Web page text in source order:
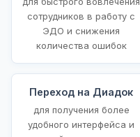
сотрудников в работу с
ЭДО и снижения
количества ошибок
Переход на Диадок
для получения более
удобного интерфейса и